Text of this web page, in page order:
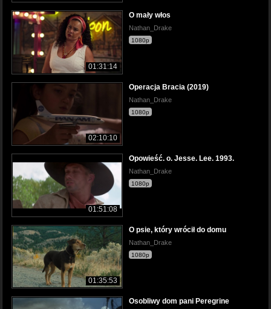
01:31:14
O mały włos
Nathan_Drake
1080p
02:10:10
Operacja Bracia (2019)
Nathan_Drake
1080p
01:51:08
Opowieść. o. Jesse. Lee. 1993.
Nathan_Drake
1080p
01:35:53
O psie, który wrócił do domu
Nathan_Drake
1080p
Osobliwy dom pani Peregrine